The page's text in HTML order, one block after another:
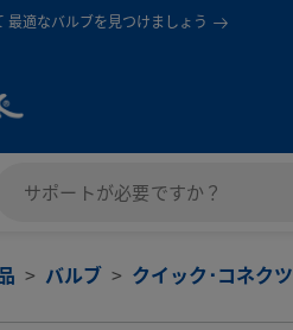
最適なバルブを見つけましょう
バルブ クイック･コネクツ